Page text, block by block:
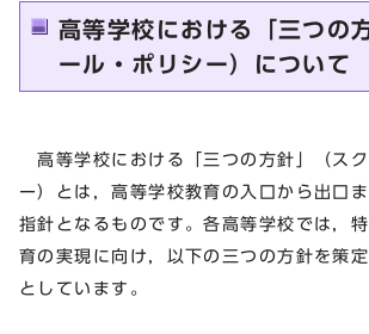
高等学校における「三つの
ール・ポリシー）について
高等学校における「三つの方針」（ス
ー）とは，高等学校教育の入口から出口
指針となるものです。各高等学校では，
育の実現に向け，以下の三つの方針を策
としています。